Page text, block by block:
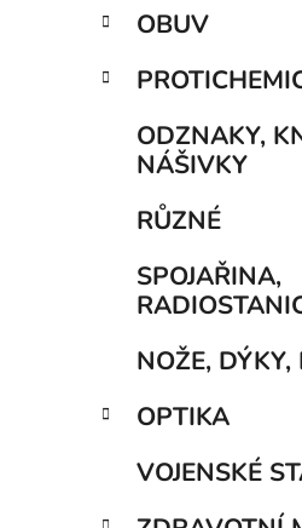
OBUV
ODZNAKY,
NÁŠIVKY
RŮZNÉ
SPOJAŘINA,
NOŽE,
OPTIKA
VOJENSKÉ